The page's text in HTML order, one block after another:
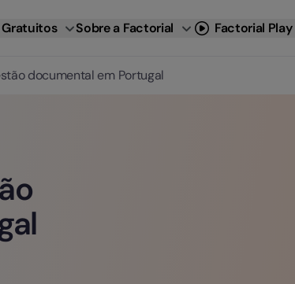
Gratuitos Sobre a Factorial Factorial Play
documental em Portugal